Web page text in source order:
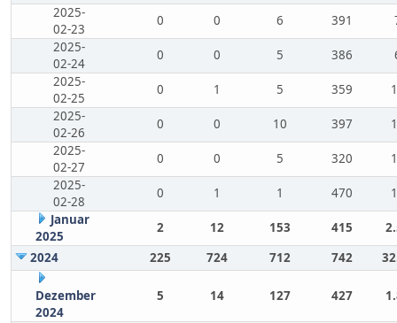
2025-
02-23
0 0 6 391
2025-
02-24
0 0 5 386
2025-
02-25
0 1 5 359
2025-
02-26
0 0 10 397
2025-
02-27
0 0 5 320
2025-
02-28
0 1 1 470
Januar
2025
2 12 153 415
2024
225 724 712 742
Dezember
2024
5 14 127 427